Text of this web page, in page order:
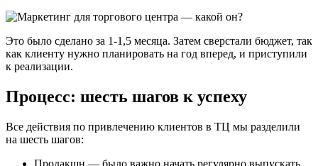
Это было сделано за 1-1,5 месяца. Затем сверстали бюджет, так
как клиенту нужно планировать на год вперед, и приступили
к реализации.
Процесс: шесть шагов к успеху
Все действия по привлечению клиентов в ТЦ мы разделили
на шесть шагов: